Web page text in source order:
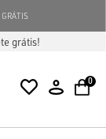
grátis!
0